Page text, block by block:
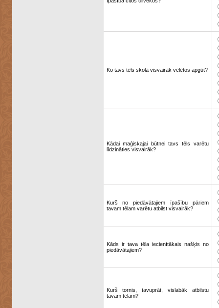
Ko tavs tēls skolā visvairāk vēlētos apgūt?
Kādai maģiskajai būtnei tavs tēls varētu
līdzināties visvairāk?
Kurš no piedāvātajiem īpašību pāriem
tavam tēlam varētu atbilst visvairāk?
Kāds ir tava tēla iecienītākais našķis no
piedāvātajiem?
Kurš tornis, tavuprāt, vislabāk atbilstu
tavam tēlam?